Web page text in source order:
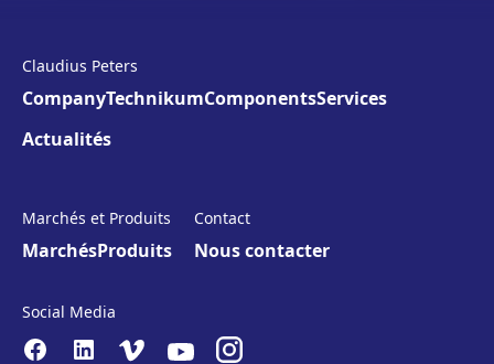
Claudius Peters
CompanyTechnikumComponentsServices
Actualités
Marchés et Produits
MarchésProduits
Contact
Nous contacter
Social Media